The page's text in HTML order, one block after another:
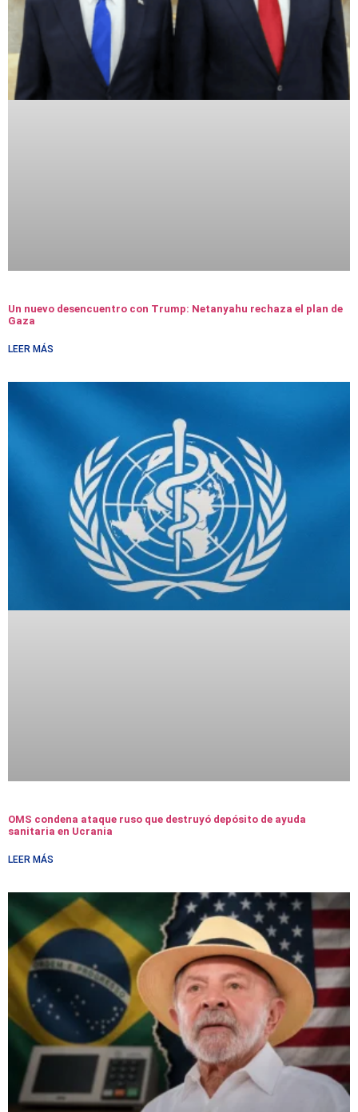
Un nuevo desencuentro con Trump: Netanyahu rechaza el plan de
Gaza
LEER MÁS
OMS condena ataque ruso que destruyó depósito de ayuda
sanitaria en Ucrania
LEER MÁS